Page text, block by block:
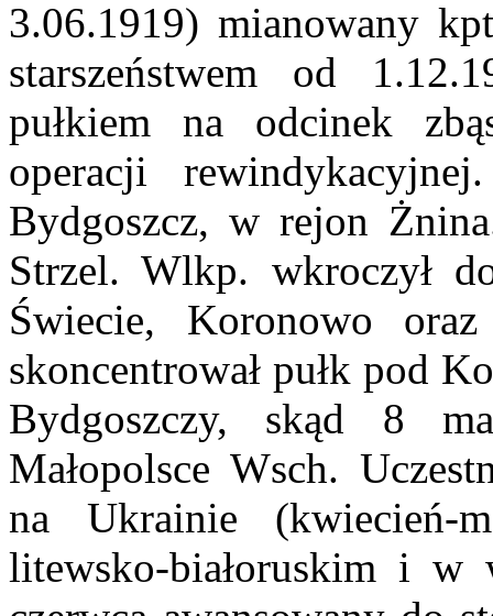
3.06.1919) mianowany
starszeństwem od
pułkiem na odcinek
operacji
Bydgoszcz, w rejon
Strzel. Wlkp. wkroczył
Świecie, Koronowo
skoncentrował pułk pod
Bydgoszczy, skąd 8
Małopolsce Wsch.
na Ukrainie
litewsko-białoruskim i w